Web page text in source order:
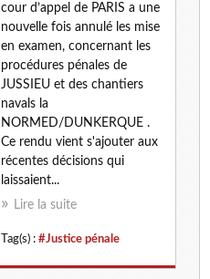
cour d’appel de PARIS a une
nouvelle fois annulé les mise
en examen, concernant les
procédures pénales de
JUSSIEU et des chantiers
navals la
NORMED/DUNKERQUE .
Ce rendu vient s'ajouter aux
récentes décisions qui
laissaient...
Lire la suite
Tag(s) : #Justice pénale